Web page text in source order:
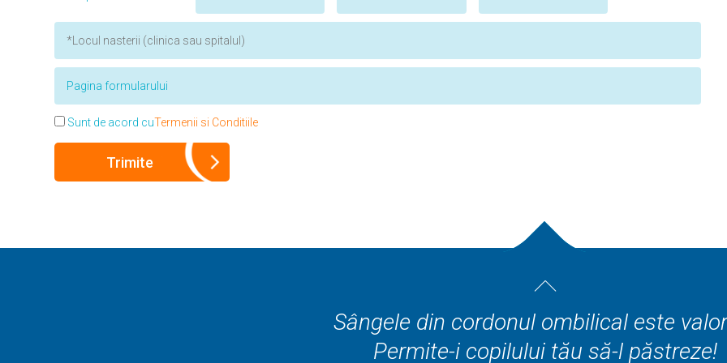
Sunt de acord cuTermenii si Conditiile
Sângele din cordonul ombilical este
Permite-i copilului tău să-l păstreze!